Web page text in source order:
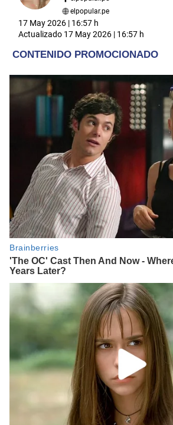
elpopular.pe
17 May 2026 | 16:57 h
Actualizado 17 May 2026 | 16:57 h